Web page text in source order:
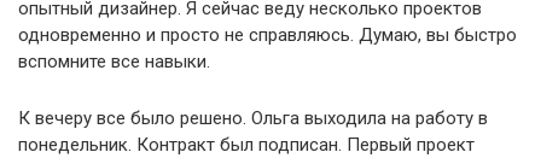
опытный дизайнер. Я сейчас веду несколько проектов
одновременно и просто не справляюсь. Думаю, вы быстро
вспомните все навыки.
К вечеру все было решено. Ольга выходила на работу в
понедельник. Контракт был подписан. Первый проект